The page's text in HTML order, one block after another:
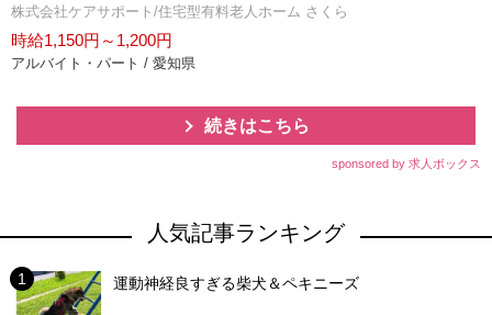
株式会社ケアサポート/住宅型有料老人ホーム さくら
時給1,150円～1,200円
アルバイト・パート / 愛知県
続きはこちら
sponsored by 求人ボックス
人気記事ランキング
運動神経良すぎる柴犬＆ペキニーズ